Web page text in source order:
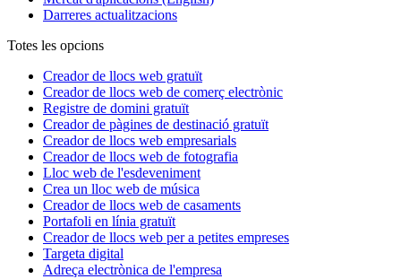
Darreres actualitzacions
Totes les opcions
Creador de llocs web gratuït
Creador de llocs web de comerç electrònic
Registre de domini gratuït
Creador de pàgines de destinació gratuït
Creador de llocs web empresarials
Creador de llocs web de fotografia
Lloc web de l'esdeveniment
Crea un lloc web de música
Creador de llocs web de casaments
Portafoli en línia gratuït
Creador de llocs web per a petites empreses
Targeta digital
Adreça electrònica de l'empresa